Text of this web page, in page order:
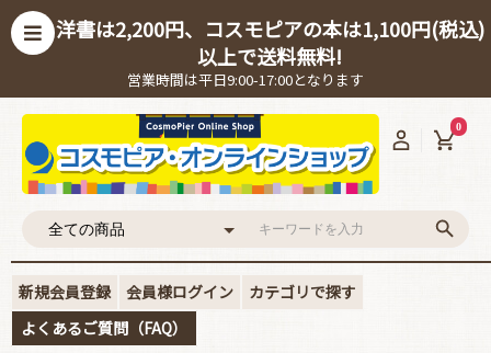
洋書は2,200円、コスモピアの本は1,100円(税込)
以上で送料無料!
営業時間は平日9:00-17:00となります
0
新規会員登録 会員様ログイン
カテゴリで探す
よくあるご質問（FAQ）